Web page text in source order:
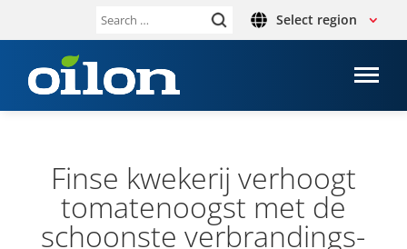
Search Select region
Finse kwekerij ver­hoogt
tomatenoogst met de
schoon­ste ver­brand­ing­s­